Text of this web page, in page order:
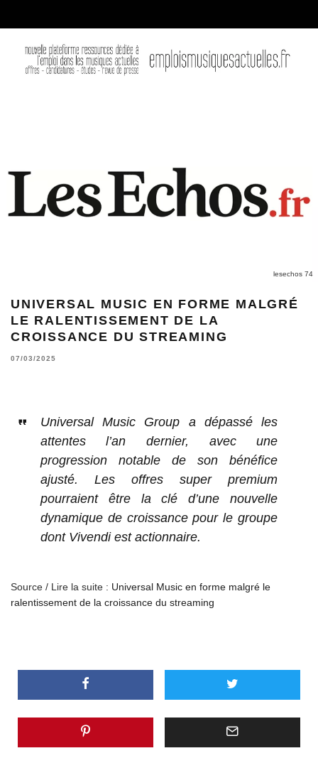
lesechos 74
UNIVERSAL MUSIC EN FORME MALGRÉ
LE RALENTISSEMENT DE LA
CROISSANCE DU STREAMING
07/03/2025
Universal Music Group a dépassé les
attentes l’an dernier, avec une
progression notable de son bénéfice
ajusté. Les offres super premium
pourraient être la clé d’une nouvelle
dynamique de croissance pour le groupe
dont Vivendi est actionnaire.
Source / Lire la suite : Universal Music en forme malgré le
ralentissement de la croissance du streaming